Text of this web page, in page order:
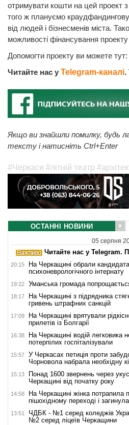
отримувати кошти на цей проект
того ж плануємо
від людей і бізнесменів міста.
можливості фінансування проекту
Допомогти проекту ви можете тут:
Читайте нас у Telegram-каналі.
Якщо ви знайшли помилку, будь
тексту і натисніть Ctrl+Enter
#Черкаси #літній театр
ОСТАННІ НОВИНИ
05 серпня
Читайте нас у Telegram.
20:15
На Черкащині обрали
психоневрологічного інтернату
19:22 Уманська громада
18:17
На Черкащині з підрядника
гривень штрафних санкцій
17:09
На Черкащині врятували
прилетів із Болгарії
16:38
На Черкащині водій легковика
потерпілих госпіталізували
15:57
У Черкасах петиція проти
Чорновола набрала необхідну
15:13
Понад 1600 звернень через
Черкащині від початку року
14:58
На Черкащині жінка потрапила
пішохідному переході і загинула
13:51
ЧДБК - №1 серед коледжів
№2 серед ліцеїв Черкащини